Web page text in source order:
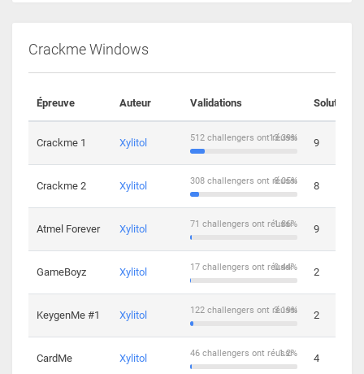
Crackme Windows
Épreuve Auteur Validations Solutions
Crackme 1 Xylitol 13.39%
512 challengers ont réussi 9
Crackme 2 Xylitol 8.05%
308 challengers ont réussi 8
Atmel Forever Xylitol 1.86%
71 challengers ont réussi 9
GameBoyz Xylitol 0.44%
17 challengers ont réussi 2
KeygenMe #1 Xylitol 3.19%
122 challengers ont réussi 2
CardMe Xylitol 1.2%
46 challengers ont réussi 4